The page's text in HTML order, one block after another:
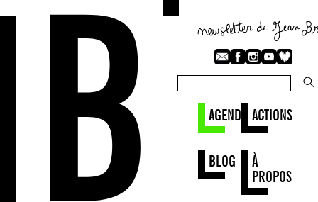
AGENDA ACTIONS
BLOG
À
PROPOS